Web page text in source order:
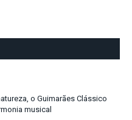
o Guimarães Clássico
musical